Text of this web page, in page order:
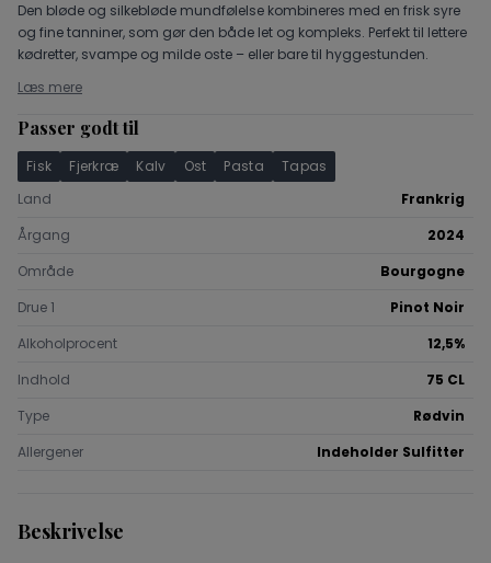
Den bløde og silkebløde mundfølelse kombineres med en frisk syre
og fine tanniner, som gør den både let og kompleks. Perfekt til lettere
kødretter, svampe og milde oste – eller bare til hyggestunden.
Læs mere
Passer godt til
Fisk Fjerkræ Kalv Ost Pasta
Tapas
Land
Frankrig
Årgang
2024
Område
Bourgogne
Drue 1
Pinot Noir
Alkoholprocent
12,5%
Indhold
75 CL
Type
Rødvin
Allergener
Indeholder Sulfitter
Beskrivelse